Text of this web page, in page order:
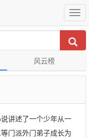
风云榜
讲述了一个少年从一
门派外门弟子成长为